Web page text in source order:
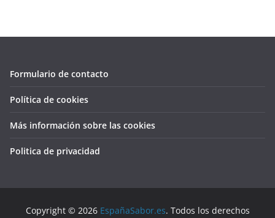
Formulario de contacto
Política de cookies
Más información sobre las cookies
Politica de privacidad
Copyright © 2026 EspañaSabor.es. Todos los derechos